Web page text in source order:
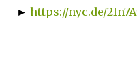
► https://nyc.de/